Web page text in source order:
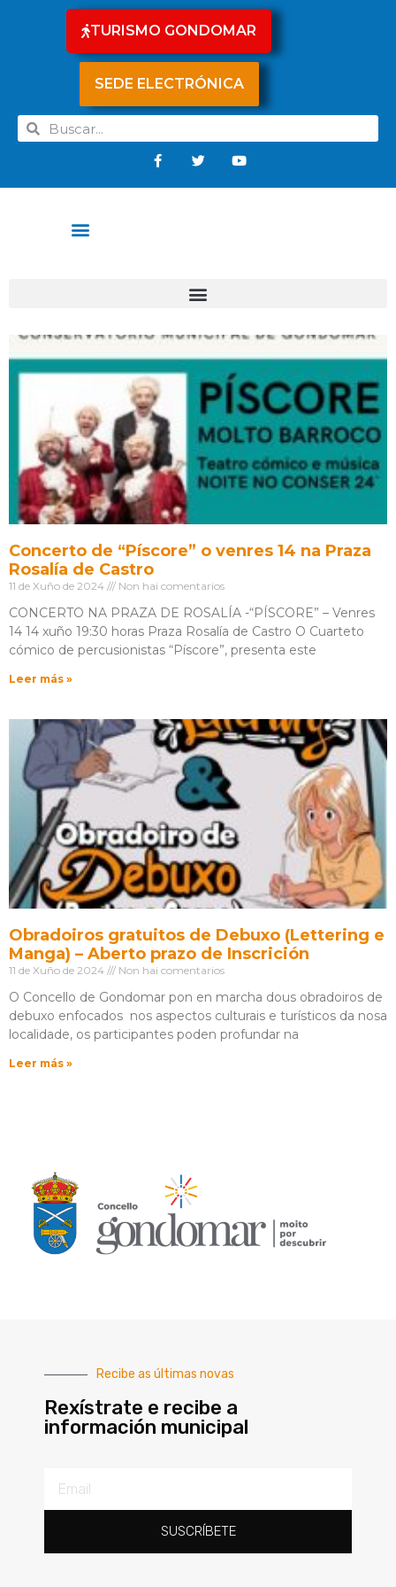
TURISMO GONDOMAR
SEDE ELECTRÓNICA
Concerto de “Píscore” o venres 14 na Praza
Rosalía de Castro
11 de Xuño de 2024 Non hai comentarios
CONCERTO NA PRAZA DE ROSALÍA -“PÍSCORE” – Venres
14 14 xuño 19:30 horas Praza Rosalía de Castro O Cuarteto
cómico de percusionistas “Píscore”, presenta este
Leer más »
Obradoiros gratuitos de Debuxo (Lettering e
Manga) – Aberto prazo de Inscrición
11 de Xuño de 2024 Non hai comentarios
O Concello de Gondomar pon en marcha dous obradoiros de
debuxo enfocados nos aspectos culturais e turísticos da nosa
localidade, os participantes poden profundar na
Leer más »
Recibe as últimas novas
Rexístrate e recibe a
información municipal
SUSCRÍBETE